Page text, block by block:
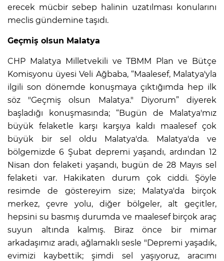
erecek mücbir sebep halinin uzatılması konularını
meclis gündemine taşıdı.
Geçmiş olsun Malatya
CHP Malatya Milletvekili ve TBMM Plan ve Bütçe
Komisyonu üyesi Veli Ağbaba, “Maalesef, Malatya'yla
ilgili son dönemde konuşmaya çıktığımda hep ilk
söz "Geçmiş olsun Malatya." Diyorum” diyerek
başladığı konuşmasında; “Bugün de Malatya'mız
büyük felaketle karşı karşıya kaldı maalesef çok
büyük bir sel oldu Malatya'da. Malatya'da ve
bölgemizde 6 Şubat depremi yaşandı, ardından 12
Nisan don felaketi yaşandı, bugün de 28 Mayıs sel
felaketi var. Hakikaten durum çok ciddi. Şöyle
resimde de göstereyim size; Malatya'da birçok
merkez, çevre yolu, diğer bölgeler, alt geçitler,
hepsini su basmış durumda ve maalesef birçok araç
suyun altında kalmış. Biraz önce bir mimar
arkadaşımız aradı, ağlamaklı sesle "Depremi yaşadık,
evimizi kaybettik; şimdi sel yaşıyoruz, aracımı